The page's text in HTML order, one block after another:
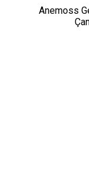
Anemoss